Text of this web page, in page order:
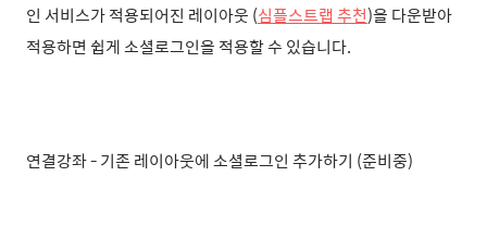
인 서비스가 적용되어진 레이아웃 (심플스트랩 추천)을 다운받아
적용하면 쉽게 소셜로그인을 적용할 수 있습니다.
연결강좌 - 기존 레이아웃에 소셜로그인 추가하기 (준비중)